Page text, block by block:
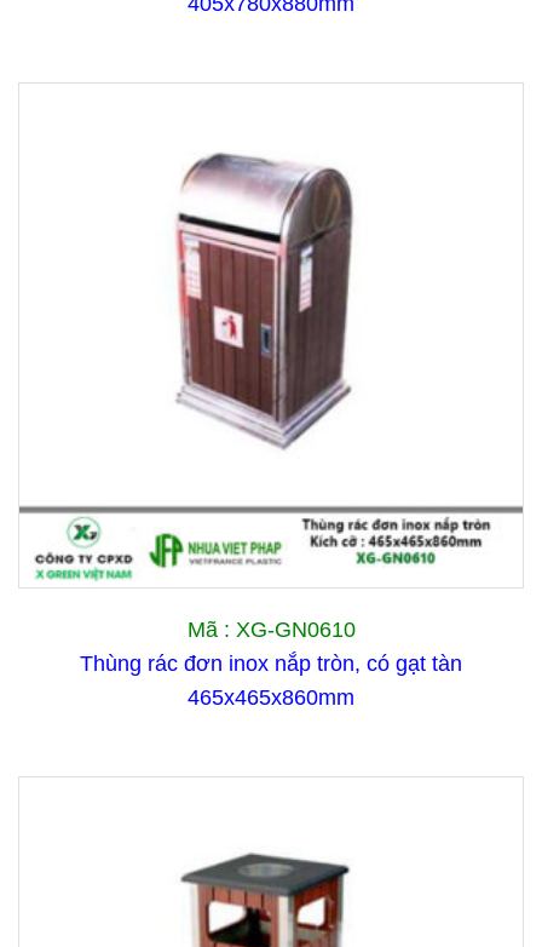
Mã : XG-GN0610
Thùng rác đơn inox nắp tròn, có gạt tàn
465x465x860mm